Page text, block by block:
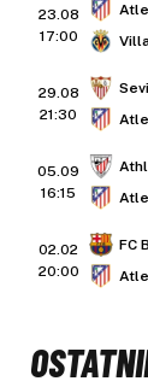
23.08
17:00
29.08
21:30
05.09
16:15
02.02
20:00
FC